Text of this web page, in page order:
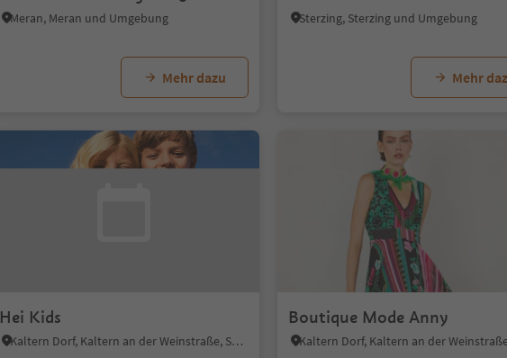
Meran, Meran und Umgebung
Mehr dazu
Sterzing, Sterzing und Umgebung
Mehr
Hei Kids
Kaltern Dorf, Kaltern an der Weinstraße, Südtiroler Weinstraße
Boutique Mode Anny